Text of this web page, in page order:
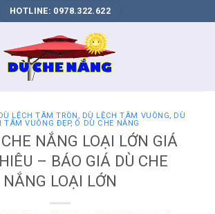
HOTLINE: 0978.322.622
LỆCH TÂM TRÒN , DÙ LỆCH TÂM VUÔNG, DÙ
TÂM VUÔNG ĐẸP, Ô DÙ CHE NẮNG
NẮNG LOẠI LỚN GIÁ
– BÁO GIÁ DÙ CHE
NẮNG LOẠI LỚN